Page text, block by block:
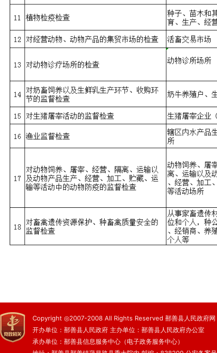
Copyright ◎2007-2008 All Rights Reserved 鄯善县人民政府网
开办单位：鄯善县人民政府 主办单位：鄯善县人民政府办公室
承办单位：鄯善县信息服务中心（电子政务服务中心）